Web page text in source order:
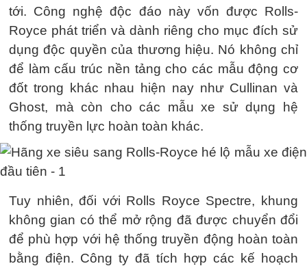
tới. Công nghệ độc đáo này vốn được Rolls-
Royce phát triển và dành riêng cho mục đích sử
dụng độc quyền của thương hiệu. Nó không chỉ
để làm cấu trúc nền tảng cho các mẫu động cơ
đốt trong khác nhau hiện nay như Cullinan và
Ghost, mà còn cho các mẫu xe sử dụng hệ
thống truyền lực hoàn toàn khác.
Tuy nhiên, đối với Rolls Royce Spectre, khung
không gian có thể mở rộng đã được chuyển đổi
để phù hợp với hệ thống truyền động hoàn toàn
bằng điện. Công ty đã tích hợp các kế hoạch